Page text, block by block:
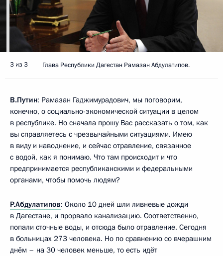
3 из 3 Глава Республики Дагестан Рамазан Абдулатипов.
В.Путин: Рамазан Гаджимурадович, мы поговорим,
конечно, о социально-экономической ситуации в целом
в республике. Но сначала прошу Вас рассказать о том, как
вы справляетесь с чрезвычайными ситуациями. Имею
в виду и наводнение, и сейчас отравление, связанное
с водой, как я понимаю. Что там происходит и что
предпринимается республиканскими и федеральными
органами, чтобы помочь людям?
Р.Абдулатипов: Около 10 дней шли ливневые дожди
в Дагестане, и прорвало канализацию. Соответственно,
попали сточные воды, и отсюда было отравление. Сегодня
в больницах 273 человека. Но по сравнению со вчерашним
днём – на 30 человек меньше, то есть идёт